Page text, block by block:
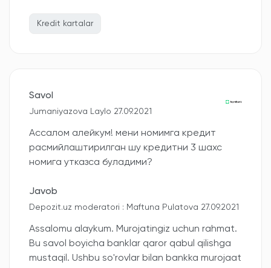
Kredit kartalar
Savol
Jumaniyazova Laylo 27.09.2021
Ассалом алейкум! мени номимга кредит
расмийлаштирилган шу кредитни 3 шахс
номига утказса буладими?
Javob
Depozit.uz moderatori : Maftuna Pulatova 27.09.2021
Assalomu alaykum. Murojatingiz uchun rahmat.
Bu savol boyicha banklar qaror qabul qilishga
mustaqil. Ushbu so'rovlar bilan bankka murojaat